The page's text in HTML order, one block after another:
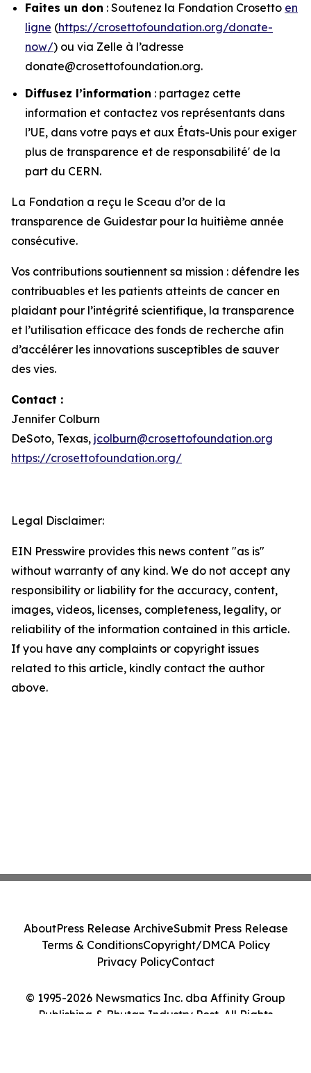
Faites un don : Soutenez la Fondation Crosetto en
ligne (https://crosettofoundation.org/donate-
now/) ou via Zelle à l’adresse
donate@crosettofoundation.org.
Diffusez l’information : partagez cette
information et contactez vos représentants dans
l’UE, dans votre pays et aux États-Unis pour exiger
plus de transparence et de responsabilité' de la
part du CERN.
La Fondation a reçu le Sceau d’or de la
transparence de Guidestar pour la huitième année
consécutive.
Vos contributions soutiennent sa mission : défendre les
contribuables et les patients atteints de cancer en
plaidant pour l’intégrité scientifique, la transparence
et l’utilisation efficace des fonds de recherche afin
d’accélérer les innovations susceptibles de sauver
des vies.
Contact :
Jennifer Colburn
DeSoto, Texas, jcolburn@crosettofoundation.org
https://crosettofoundation.org/
Legal Disclaimer:
EIN Presswire provides this news content "as is"
without warranty of any kind. We do not accept any
responsibility or liability for the accuracy, content,
images, videos, licenses, completeness, legality, or
reliability of the information contained in this article.
If you have any complaints or copyright issues
related to this article, kindly contact the author
above.
© 1995-2026 Newsmatics Inc. dba Affinity Group
Publishing & Bhutan Industry Post. All Rights
AboutPress Release ArchiveSubmit Press Release
Terms & ConditionsCopyright/DMCA Policy
Privacy PolicyContact